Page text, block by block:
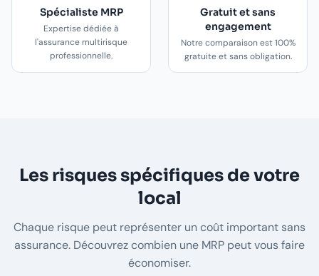
Spécialiste MRP
Expertise dédiée à
l'assurance multirisque
professionnelle.
Gratuit et sans
engagement
Notre comparaison est 100%
gratuite et sans obligation.
Les risques spécifiques de votre
local
Chaque risque peut représenter un coût important sans
assurance. Découvrez combien une MRP peut vous faire
économiser.